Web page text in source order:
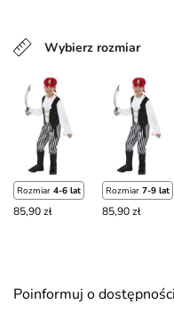
Poinformuj o
Wybierz rozmiar
Rozmiar 4-6 lat
85,90 zł
Rozmiar 7-9 lat
85,90 zł